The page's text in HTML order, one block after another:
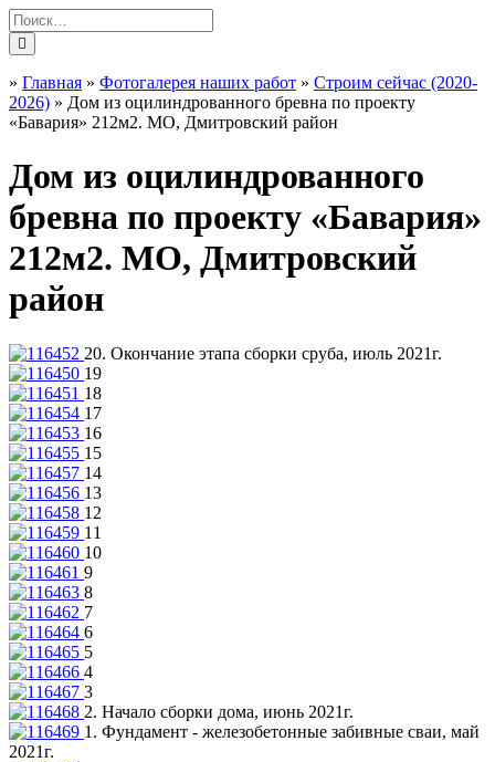
» Главная » Фотогалерея наших работ » Строим сейчас (2020-
2026) » Дом из оцилиндрованного бревна по проекту
«Бавария» 212м2. МО, Дмитровский район
Дом из оцилиндрованного
бревна по проекту «Бавария»
212м2. МО, Дмитровский
район
20. Окончание этапа сборки сруба, июль 2021г.
19
18
17
16
15
14
13
12
11
10
9
8
7
6
5
4
3
2. Начало сборки дома, июнь 2021г.
1. Фундамент - железобетонные забивные сваи, май
2021г.